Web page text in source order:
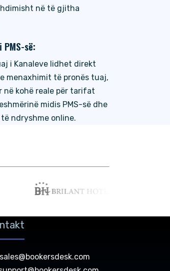
në të gjitha
së:
i Kanaleve lidhet direkt
menaxhimit të pronës tuaj,
në kohë reale për tarifat
midis PMS-së dhe
ndryshme online.
sales@bookersdesk.com